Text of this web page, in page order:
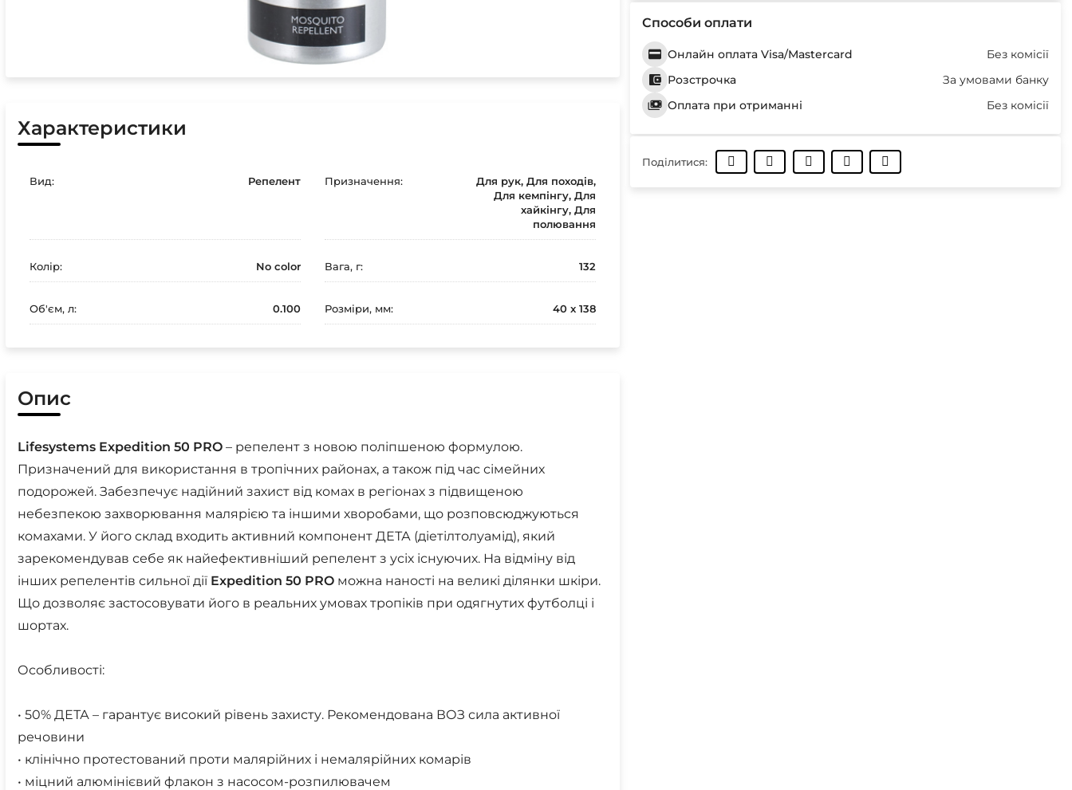
Способи оплати
Онлайн оплата Visa/Mastercard
Без комісії
Розстрочка
За умовами банку
Оплата при отриманні
Без комісії
Поділитися:
Характеристики
Вид: Репелент Призначення:
Для рук, Для походів,
Для кемпінгу, Для
хайкінгу, Для
полювання
Колір: No color Вага, г: 132
Об'єм, л: 0.100 Розміри, мм: 40 x 138
Опис
Lifesystems Expedition 50 PRO – репелент з новою поліпшеною формулою.
Призначений для використання в тропічних районах, а також під час сімейних
подорожей. Забезпечує надійний захист від комах в регіонах з підвищеною
небезпекою захворювання малярією та іншими хворобами, що розповсюджуються
комахами. У його склад входить активний компонент ДЕТА (діетілтолуамід), який
зарекомендував себе як найефективніший репелент з усіх існуючих. На відміну від
інших репелентів сильної дії Expedition 50 PRO можна наності на великі ділянки шкіри.
Що дозволяє застосовувати його в реальних умовах тропіків при одягнутих футболці і
шортах.
Особливості:
• 50% ДЕТА – гарантує високий рівень захисту. Рекомендована ВОЗ сила активної
речовини
• клінічно протестований проти малярійних і немалярійних комарів
• міцний алюмінієвий флакон з насосом-розпилювачем